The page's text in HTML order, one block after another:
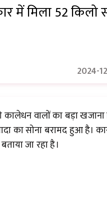
में मिला 52 किलो
2024-
वालों का बड़ा खजाना
का सोना बरामद हुआ है।
जा रहा है।